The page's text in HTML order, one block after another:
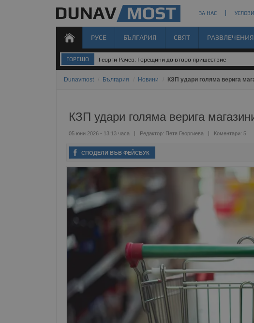
ЗА НАС
РУСЕ БЪЛГАРИЯ СВЯТ РАЗВЛЕЧЕНИЯ
ГОРЕЩО Георги Рачев: Горещини до второ пришествие
Dunavmost България Новини КЗП удари голяма верига
КЗП удари голяма верига
05 юни 2026 - 13:13 часа Редактор: Петя Георгиева Коментари: 5
СПОДЕЛИ ВЪВ ФЕЙСБУК